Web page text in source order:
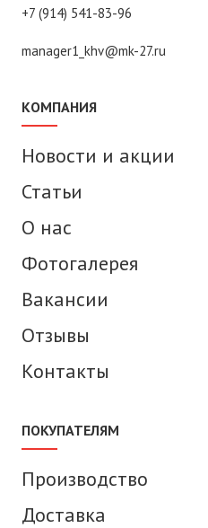
+7 (914) 541-83-96
manager1_khv@mk-27.ru
КОМПАНИЯ
Новости и акции
Статьи
О нас
Фотогалерея
Вакансии
Отзывы
Контакты
ПОКУПАТЕЛЯМ
Производство
Доставка